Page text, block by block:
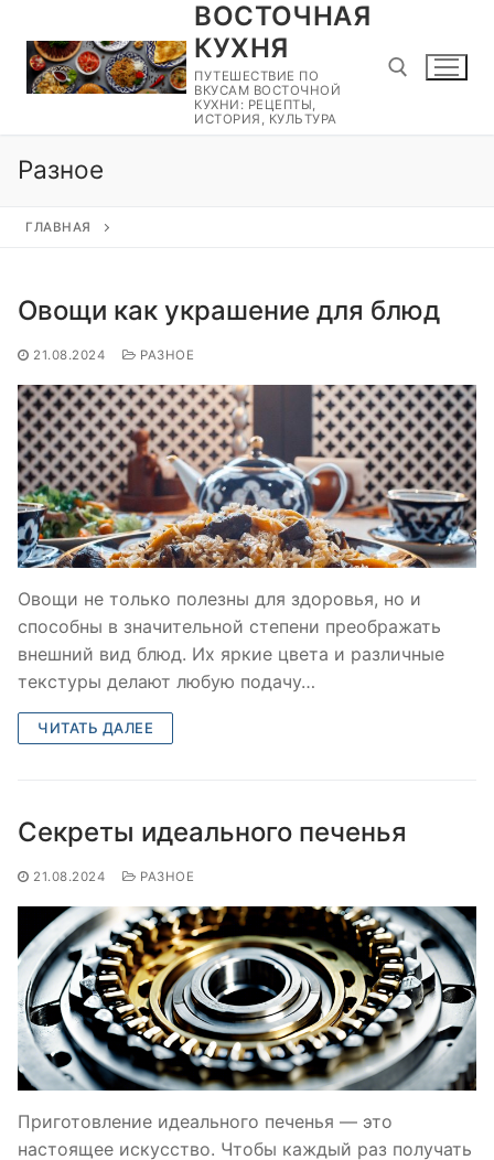
содержимому
ВОСТОЧНАЯ
КУХНЯ
ПУТЕШЕСТВИЕ ПО
ВКУСАМ ВОСТОЧНОЙ
КУХНИ: РЕЦЕПТЫ,
ИСТОРИЯ, КУЛЬТУРА
Разное
ГЛАВНАЯ
Овощи как украшение для блюд
21.08.2024 РАЗНОЕ
Овощи не только полезны для здоровья, но и
способны в значительной степени преображать
внешний вид блюд. Их яркие цвета и различные
текстуры делают любую подачу…
ЧИТАТЬ ДАЛЕЕ
Секреты идеального печенья
21.08.2024 РАЗНОЕ
Приготовление идеального печенья — это
настоящее искусство. Чтобы каждый раз получать